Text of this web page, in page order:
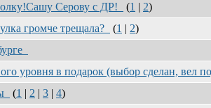
Серову с ДР!
(1 | 2)
громче трещала?
(1 | 2)
уровня в подарок (выбор сделан, вел
(1 | 2 | 3 | 4)